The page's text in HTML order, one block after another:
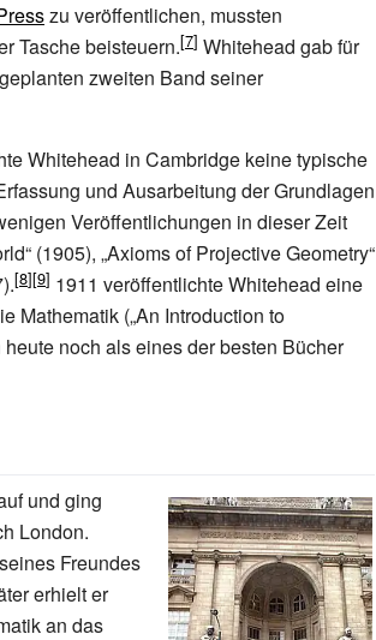
zu veröffentlichen, mussten
Tasche beisteuern.
Whitehead gab für
zweiten Band seiner
Whitehead in Cambridge keine typische
und Ausarbeitung der Grundlagen
Veröffentlichungen in dieser Zeit
(1905), „Axioms of Projective Geometry“
1911 veröffentlichte Whitehead eine
Mathematik („An Introduction to
noch als eines der besten Bücher
und ging
London.
Freundes
erhielt er
an das